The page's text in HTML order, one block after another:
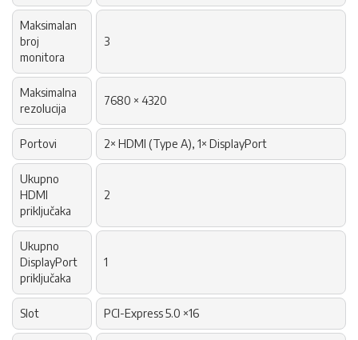
Maksimalan
broj
monitora
3
Maksimalna
rezolucija
7680 × 4320
Portovi 2× HDMI (Type A), 1× DisplayPort
Ukupno
HDMI
priključaka
2
Ukupno
DisplayPort
priključaka
1
Slot PCI-Express 5.0 ×16